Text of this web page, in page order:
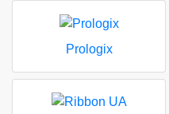
Prologix